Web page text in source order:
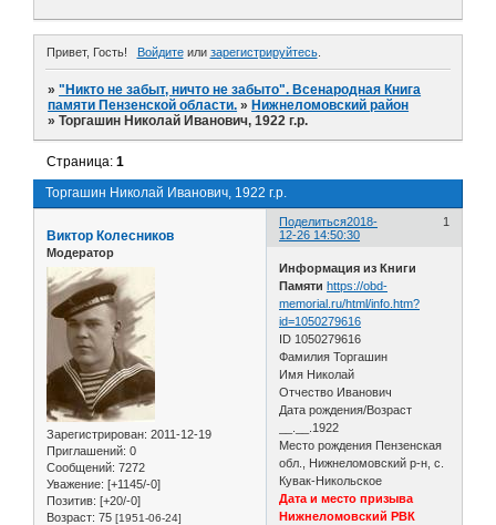
Привет, Гость! Войдитеили зарегистрируйтесь.
»"Никто не забыт, ничто не забыто". Всенародная Книга
памяти Пензенской области. » Нижнеломовский район
»Торгашин Николай Иванович, 1922 г.р.
Торгашин Николай Иванович, 1922 г.р.
Страница:1
Поделиться 1
2018-
12-26 14:50:30
Виктор Колесников
Модератор
Зарегистрирован: 2011-12-19
Приглашений: 0
Сообщений: 7272
Уважение: [+1145/-0]
Позитив: [+20/-0]
Возраст: 75 [1951-06-24]
Информация из Книги
Памяти https://obd-
memorial.ru/html/info.htm?
id=1050279616
ID 1050279616
Фамилия Торгашин
Имя Николай
Отчество Иванович
Дата рождения/Возраст
__.__.1922
Место рождения Пензенская
обл., Нижнеломовский р-н, с.
Кувак-Никольское
Дата и место призыва
Нижнеломовский РВК